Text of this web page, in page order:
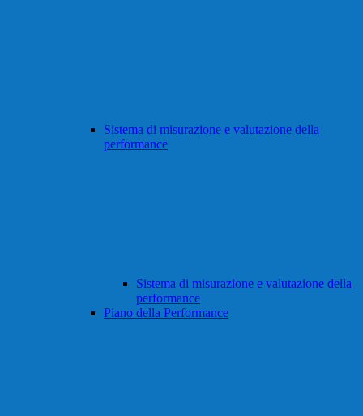
Sistema di misurazione e valutazione della
performance
Sistema di misurazione e valutazione della
performance
Piano della Performance